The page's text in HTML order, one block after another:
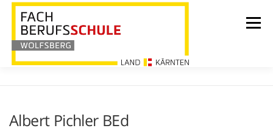
Zum
springen
Menü
Albert Pichler BEd